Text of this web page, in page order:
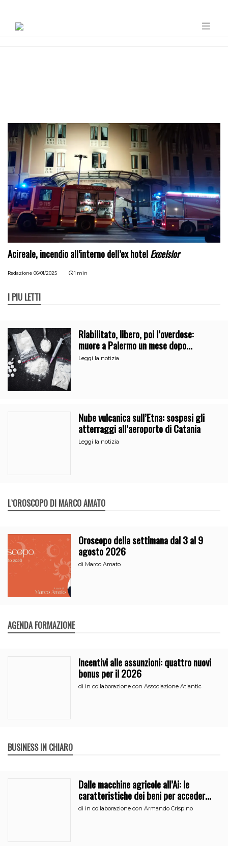
Acireale, incendio all’interno dell’ex hotelExcelsior
Redazione 06/01/2025 1 min
I PIÙ LETTI
Riabilitato, libero, poi l’overdose:
muore a Palermo un mese dopo
l’uscita dalla comunità
Leggi la notizia
Nube vulcanica sull’Etna: sospesi gli
atterraggi all’aeroporto di Catania
Leggi la notizia
L`OROSCOPO DI MARCO AMATO
Oroscopo della settimana dal 3 al 9
agosto 2026
di Marco Amato
AGENDA FORMAZIONE
Incentivi alle assunzioni: quattro nuovi
bonus per il 2026
di in collaborazione con Associazione Atlantic
BUSINESS IN CHIARO
Dalle macchine agricole all’Ai: le
caratteristiche dei beni per accedere
all’iperammortamento
di in collaborazione con Armando Crispino